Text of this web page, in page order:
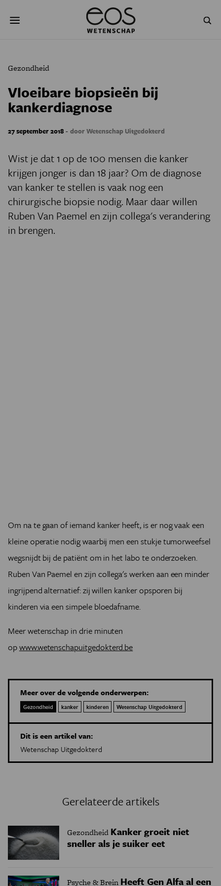
naar
NATUURWETENSCHAPPEN GESCHIEDENIS
PSYCHE & BREIN BLOGS
PODCAST AGENDA
JONGE UITDAGERS
Gezondheid
Vloeibare biopsieën bij
kankerdiagnose
27 september 2018 - door Wetenschap Uitgedokterd
Wist je dat 1 op de 100 mensen die kanker
krijgen jonger is dan 18 jaar? Om de diagnose
van kanker te stellen is vaak nog een
chirurgische biopsie nodig. Maar daar willen
Ruben Van Paemel en zijn collega's verandering
in brengen.
Om na te gaan of iemand kanker heeft, is er nog vaak een
kleine operatie nodig waarbij men een stukje tumorweefsel
wegsnijdt bij de patiënt om in het labo te onderzoeken.
Ruben Van Paemel en zijn collega's werken aan een minder
ingrijpend alternatief: zij willen kanker opsporen bij
kinderen via een simpele bloedafname.
Meer wetenschap in drie minuten
opwww.wetenschapuitgedokterd.be
Meer over de volgende onderwerpen:
Gezondheid kanker kinderen Wetenschap Uitgedokterd
Dit is een artikel van:
Wetenschap Uitgedokterd
Gerelateerde artikels
Gezondheid Kanker groeit niet
sneller als je suiker eet
Psyche & Brein Heeft Gen Alfa al een